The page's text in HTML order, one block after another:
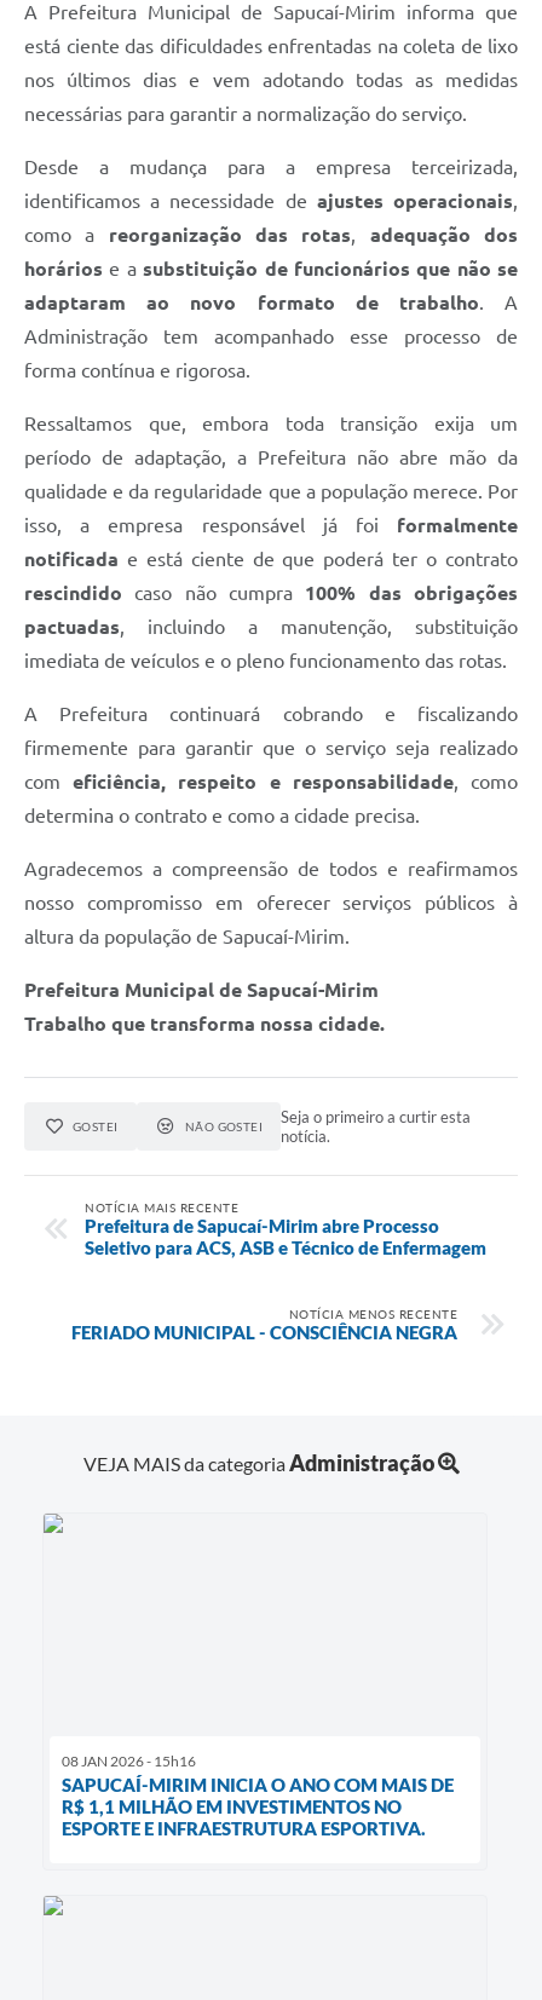
A Prefeitura Municipal de Sapucaí-Mirim informa que
está ciente das dificuldades enfrentadas na coleta de lixo
nos últimos dias e vem adotando todas as medidas
necessárias para garantir a normalização do serviço.
Desde a mudança para a empresa terceirizada,
identificamos a necessidade de ajustes operacionais,
como a reorganização das rotas, adequação dos
horários e asubstituição de funcionários que não se
adaptaram ao novo formato de trabalho. A
Administração tem acompanhado esse processo de
forma contínua e rigorosa.
Ressaltamos que, embora toda transição exija um
período de adaptação, a Prefeitura não abre mão da
qualidade e da regularidade que a população merece. Por
isso, a empresa responsável já foi formalmente
notificada e está ciente de que poderá ter o contrato
rescindido caso não cumpra 100% das obrigações
pactuadas, incluindo a manutenção, substituição
imediata de veículos e o pleno funcionamento das rotas.
A Prefeitura continuará cobrando e fiscalizando
firmemente para garantir que o serviço seja realizado
comeficiência, respeito e responsabilidade, como
determina o contrato e como a cidade precisa.
Agradecemos a compreensão de todos e reafirmamos
nosso compromisso em oferecer serviços públicos à
altura da população de Sapucaí-Mirim.
Prefeitura Municipal de Sapucaí-Mirim
Trabalho que transforma nossa cidade.
GOSTEI NÃO GOSTEI
Seja o primeiro a curtir esta
notícia.
NOTÍCIA MAIS RECENTE
Prefeitura de Sapucaí-Mirim abre Processo
Seletivo para ACS, ASB e Técnico de Enfermagem
NOTÍCIA MENOS RECENTE
FERIADO MUNICIPAL - CONSCIÊNCIA NEGRA
VEJA MAIS da categoriaAdministração
08 JAN 2026 - 15h16
SAPUCAÍ-MIRIM INICIA O ANO COM MAIS DE
R$ 1,1 MILHÃO EM INVESTIMENTOS NO
ESPORTE E INFRAESTRUTURA ESPORTIVA.